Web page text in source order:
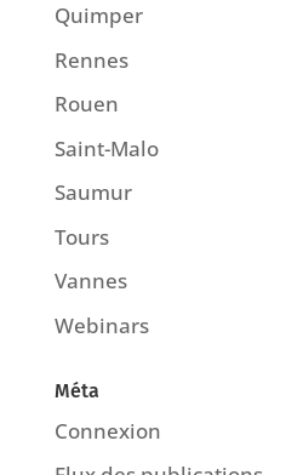
Quimper
Rennes
Rouen
Saint-Malo
Saumur
Tours
Vannes
Webinars
Méta
Connexion